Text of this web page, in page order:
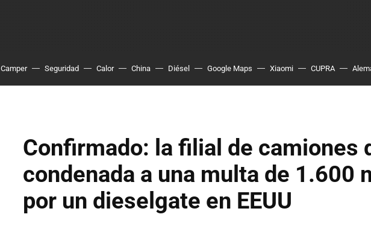
Camper Seguridad Calor China Diésel Google Maps Xiaomi CUPRA
Confirmado: la filial de camiones
condenada a una multa de 1.600
por un dieselgate en EEUU